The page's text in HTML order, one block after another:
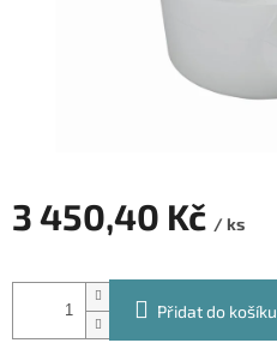
3 450,40 Kč / ks
cena:
Přidat do košíku